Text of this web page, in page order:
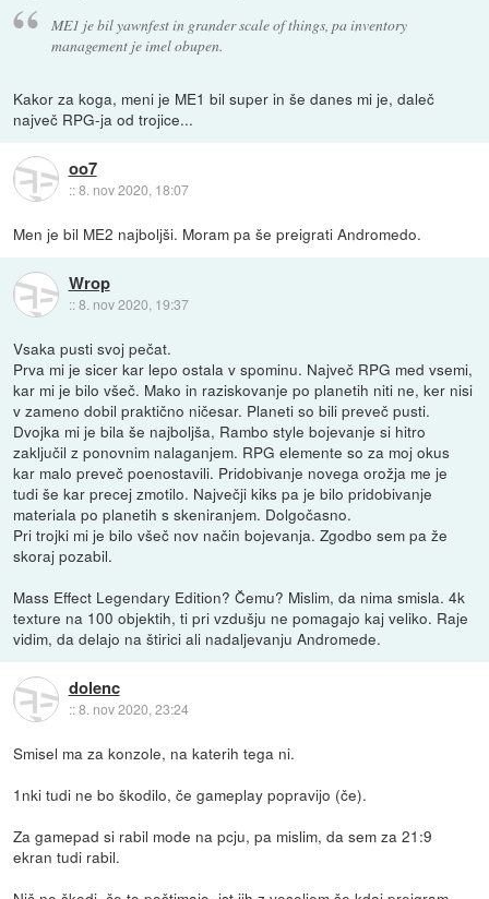
ME1 je bil yawnfest in grander scale of things, pa inventory
management je imel obupen.
Kakor za koga, meni je ME1 bil super in še danes mi je, daleč
največ RPG-ja od trojice...
oo7
::8. nov 2020, 18:07
Men je bil ME2 najboljši. Moram pa še preigrati Andromedo.
Wrop
::8. nov 2020, 19:37
Vsaka pusti svoj pečat.
Prva mi je sicer kar lepo ostala v spominu. Največ RPG med vsemi,
kar mi je bilo všeč. Mako in raziskovanje po planetih niti ne, ker nisi
v zameno dobil praktično ničesar. Planeti so bili preveč pusti.
Dvojka mi je bila še najboljša, Rambo style bojevanje si hitro
zaključil z ponovnim nalaganjem. RPG elemente so za moj okus
kar malo preveč poenostavili. Pridobivanje novega orožja me je
tudi še kar precej zmotilo. Največji kiks pa je bilo pridobivanje
materiala po planetih s skeniranjem. Dolgočasno.
Pri trojki mi je bilo všeč nov način bojevanja. Zgodbo sem pa že
skoraj pozabil.
Mass Effect Legendary Edition? Čemu? Mislim, da nima smisla. 4k
texture na 100 objektih, ti pri vzdušju ne pomagajo kaj veliko. Raje
vidim, da delajo na štirici ali nadaljevanju Andromede.
dolenc
::8. nov 2020, 23:24
Smisel ma za konzole, na katerih tega ni.
1nki tudi ne bo škodilo, če gameplay popravijo (če).
Za gamepad si rabil mode na pcju, pa mislim, da sem za 21:9
ekran tudi rabil.